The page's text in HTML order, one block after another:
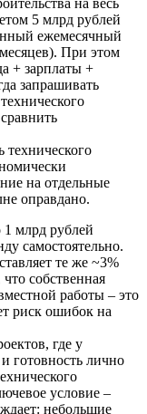
на весь
5 млрд рублей
ежемесячный
При этом
+ зарплаты +
запрашивать
на отдельные
оправдано.
млрд рублей
самостоятельно.
те же ~3%
собственная
работы – это
риск ошибок на
где у
и готовность лично
условие –
небольшие